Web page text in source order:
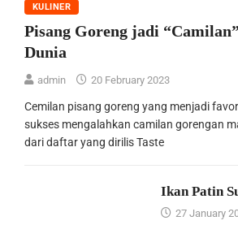
KULINER
Pisang Goreng jadi
Dunia
admin 20 February 2023
Cemilan pisang goreng yang menjadi
sukses mengalahkan camilan gorengan
dari daftar yang dirilis Taste
Ikan Patin
27 January